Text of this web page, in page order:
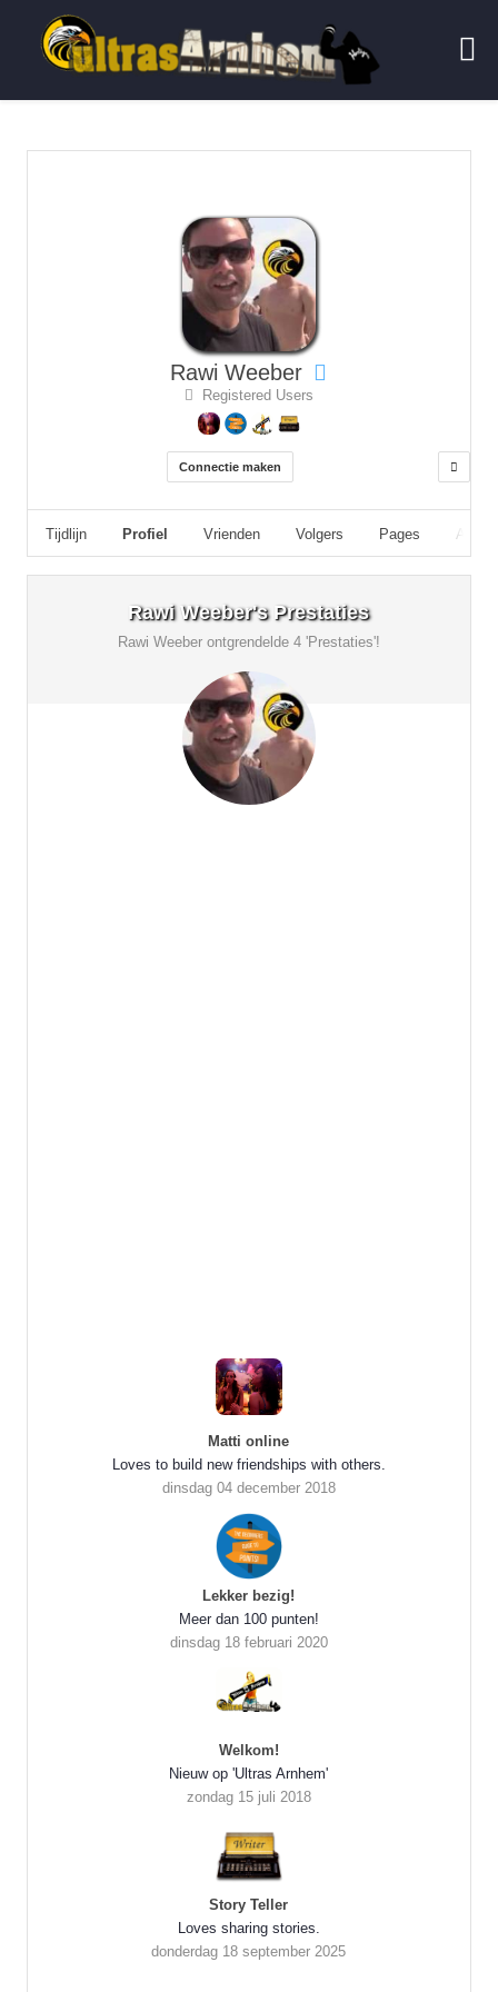
Rawi Weeber
Registered Users
Connectie maken
Tijdlijn Profiel Vrienden Volgers Pages
Rawi Weeber's Prestaties
Rawi Weeber ontgrendelde 4 'Prestaties'!
Matti online
Loves to build new friendships with others.
dinsdag 04 december 2018
Lekker bezig!
Meer dan 100 punten!
dinsdag 18 februari 2020
Welkom!
Nieuw op 'Ultras Arnhem'
zondag 15 juli 2018
Story Teller
Loves sharing stories.
donderdag 18 september 2025